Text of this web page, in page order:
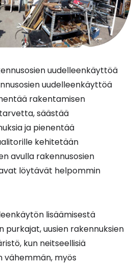
uudelleenkäyttöä
uudelleenkäyttöä
rakentamisen
säästää
ja pienentää
kehitetään
avulla rakennusosien
löytävät helpommin
lisäämisestä
purkajat, uusien rakennuksien
kun neitseellisiä
myös